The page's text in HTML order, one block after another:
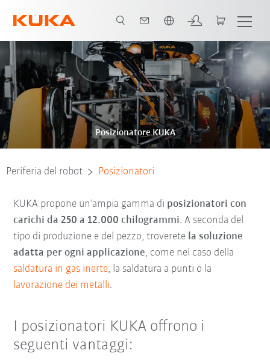
Posizionatore KUKA
Periferia del robot Posizionatori
KUKA propone un’ampia gamma di posizionatori con
carichi da 250 a 12.000 chilogrammi. A seconda del
tipo di produzione e del pezzo, troverete la soluzione
adatta per ogni applicazione, come nel caso della
saldatura in gas inerte, la saldatura a punti o la
lavorazione dei metalli.
I posizionatori KUKA offrono i
seguenti vantaggi: